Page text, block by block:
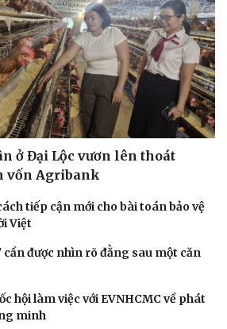
ở Đại Lộc vươn lên thoát
vốn Agribank
tiếp cận mới cho bài toán bảo vệ
Việt
được nhìn rõ đằng sau một căn
hội làm việc với EVNHCMC về phát
minh